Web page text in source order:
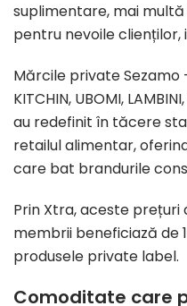
suplimentare, mai
pentru nevoile
Mărcile private Sezamo
KITCHIN, UBOMI,
au redefinit în tăcere
retailul alimentar,
care bat brandurile
Prin Xtra, aceste prețuri
membrii beneficiază de
produsele private label.
Comoditate care